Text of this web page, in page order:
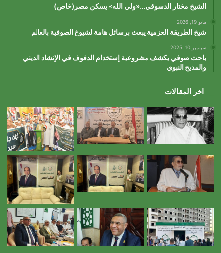
الشيخ مختار الدسوقي…«ولي الله» يسكن مصر(خاص)
مايو 19, 2026
شيخ الطريقة العزمية يبعث برسائل هامة لشيوخ الصوفية بالعالم
سبتمبر 10, 2025
باحث صوفي يكشف مشروعية إستخدام الدفوف في الإنشاد الديني
والمديح النبوي
اخر المقالات